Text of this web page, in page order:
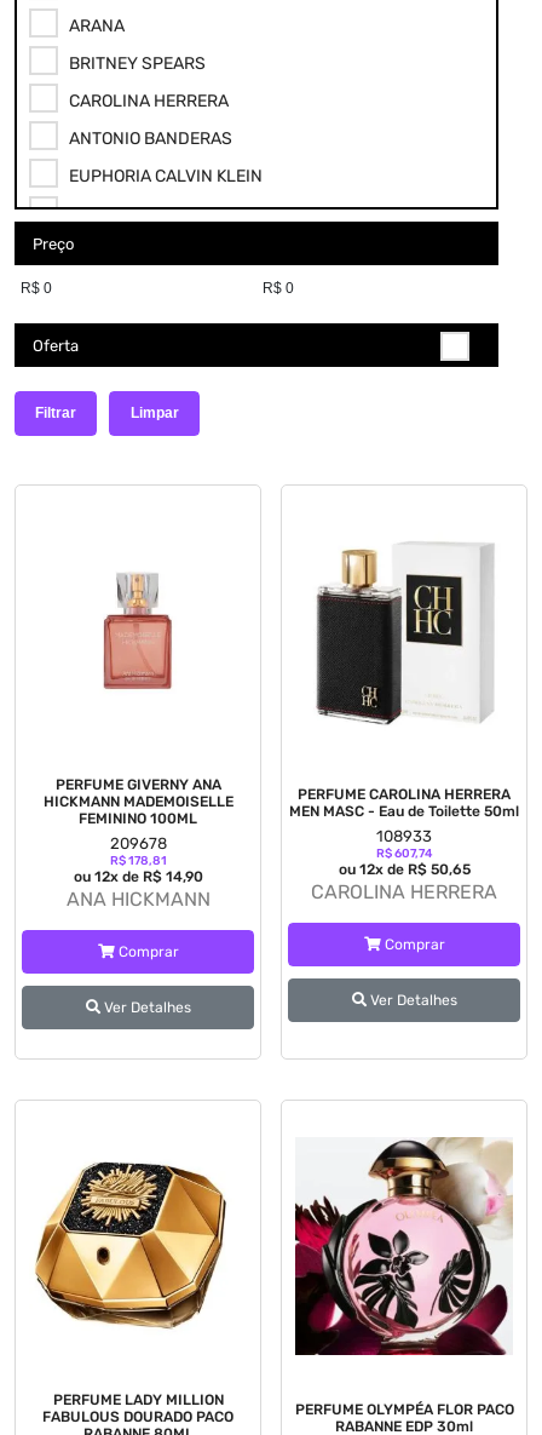
ARANA
BRITNEY SPEARS
CAROLINA HERRERA
ANTONIO BANDERAS
EUPHORIA CALVIN KLEIN
ANA HICKMANN
LANCÔME PARIS
PARIS ELYSEES
SHAKIRA
YVES SAINT LAURENT
CICLO
Preço
Oferta
Filtrar Limpar
PERFUME GIVERNY ANA
HICKMANN MADEMOISELLE
FEMININO 100ML
209678
R$ 178,81
ou 12x de R$ 14,90
ANA HICKMANN
Comprar
Ver Detalhes
PERFUME CAROLINA HERRERA
MEN MASC - Eau de Toilette 50ml
108933
R$ 607,74
ou 12x de R$ 50,65
CAROLINA HERRERA
Comprar
Ver Detalhes
PERFUME LADY MILLION
FABULOUS DOURADO PACO
PERFUME OLYMPÉA FLOR PACO
RABANNE EDP 30ml